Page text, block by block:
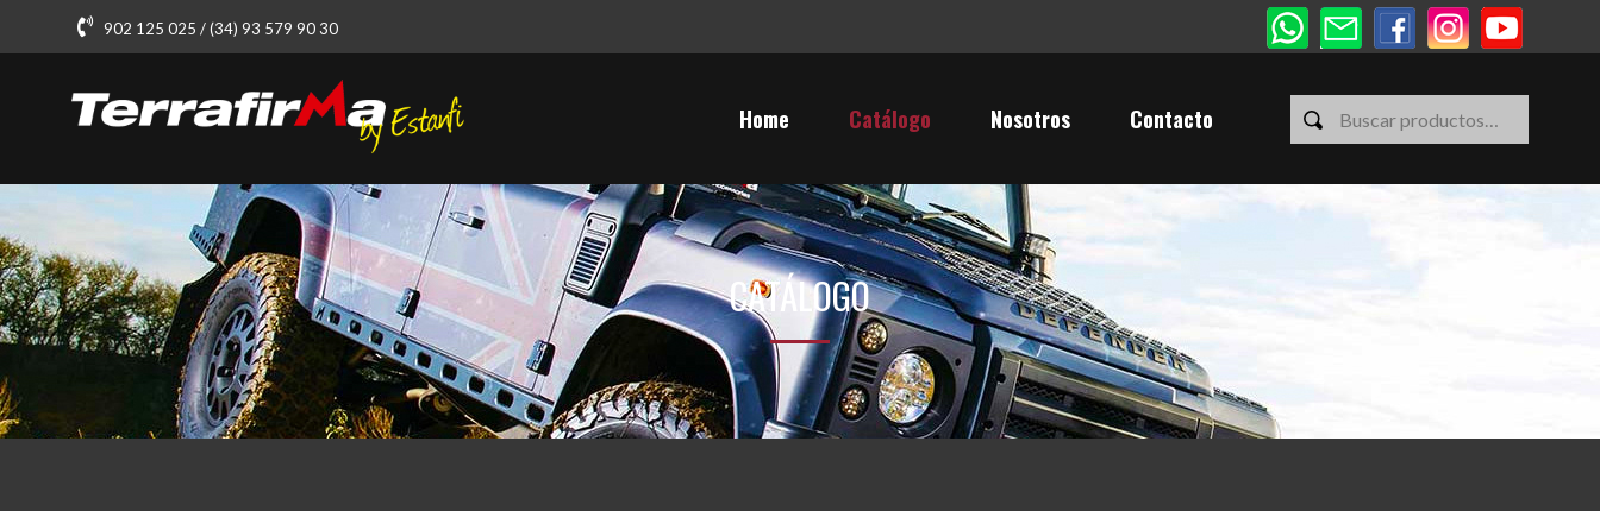
902 125 025 / (34) 93 579 90 30
Home Catálogo Nosotros Contacto
CATÁLOGO